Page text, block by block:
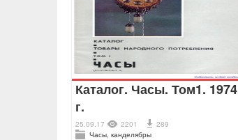
Каталог. Часы. Том1. 1974
г.
25.09.17 2201
289
Часы, канделябры